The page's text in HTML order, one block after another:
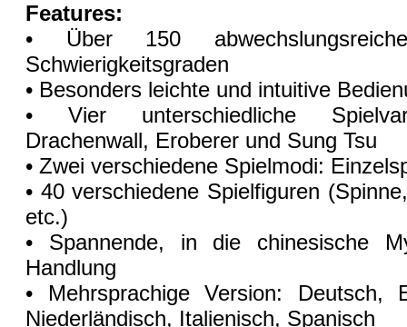
Features:
• Über 150
Schwierigkeitsgraden
• Besonders leichte und intuitive
• Vier unterschiedliche
Drachenwall, Eroberer und Sung Tsu
• Zwei verschiedene Spielmodi:
• 40 verschiedene Spielfiguren
etc.)
• Spannende, in die chinesische
Handlung
• Mehrsprachige Version: Deutsch,
Niederländisch, Italienisch, Spanisch